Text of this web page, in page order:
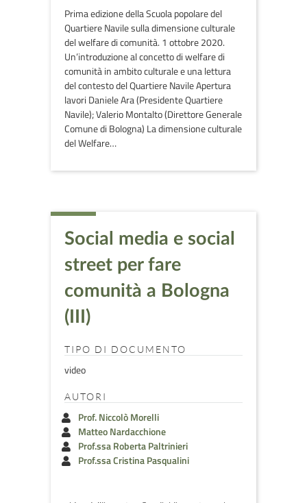
Prima edizione della Scuola popolare del
Quartiere Navile sulla dimensione culturale
del welfare di comunità. 1 ottobre 2020.
Un’introduzione al concetto di welfare di
comunità in ambito culturale e una lettura
del contesto del Quartiere Navile Apertura
lavori Daniele Ara (Presidente Quartiere
Navile); Valerio Montalto (Direttore Generale
Comune di Bologna) La dimensione culturale
del Welfare…
Social media e social
street per fare
comunità a Bologna
(III)
TIPO DI DOCUMENTO
video
AUTORI
Prof. Niccolò Morelli
Matteo Nardacchione
Prof.ssa Roberta Paltrinieri
Prof.ssa Cristina Pasqualini